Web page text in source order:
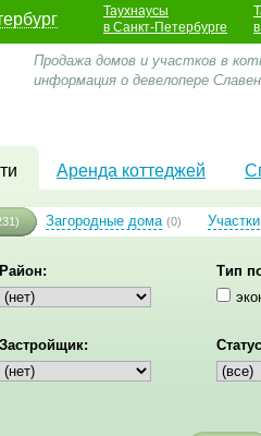
Таухнаусы
в Санкт-Петербурге
Продажа домов и участков в
информация о девелопере
Аренда коттеджей
Загородные дома (0) Участки
Район:
Тип
Застройщик: